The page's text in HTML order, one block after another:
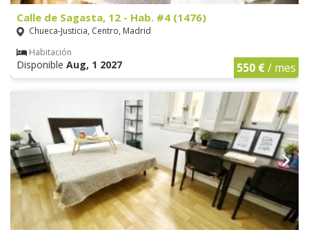
Calle de Sagasta, 12 - Hab. #4 (1476)
Chueca-Justicia, Centro, Madrid
Habitación
Disponible Aug, 1 2027 550 €/ mes